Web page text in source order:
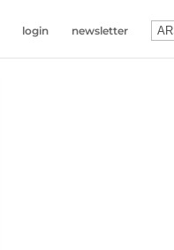
login newsletter